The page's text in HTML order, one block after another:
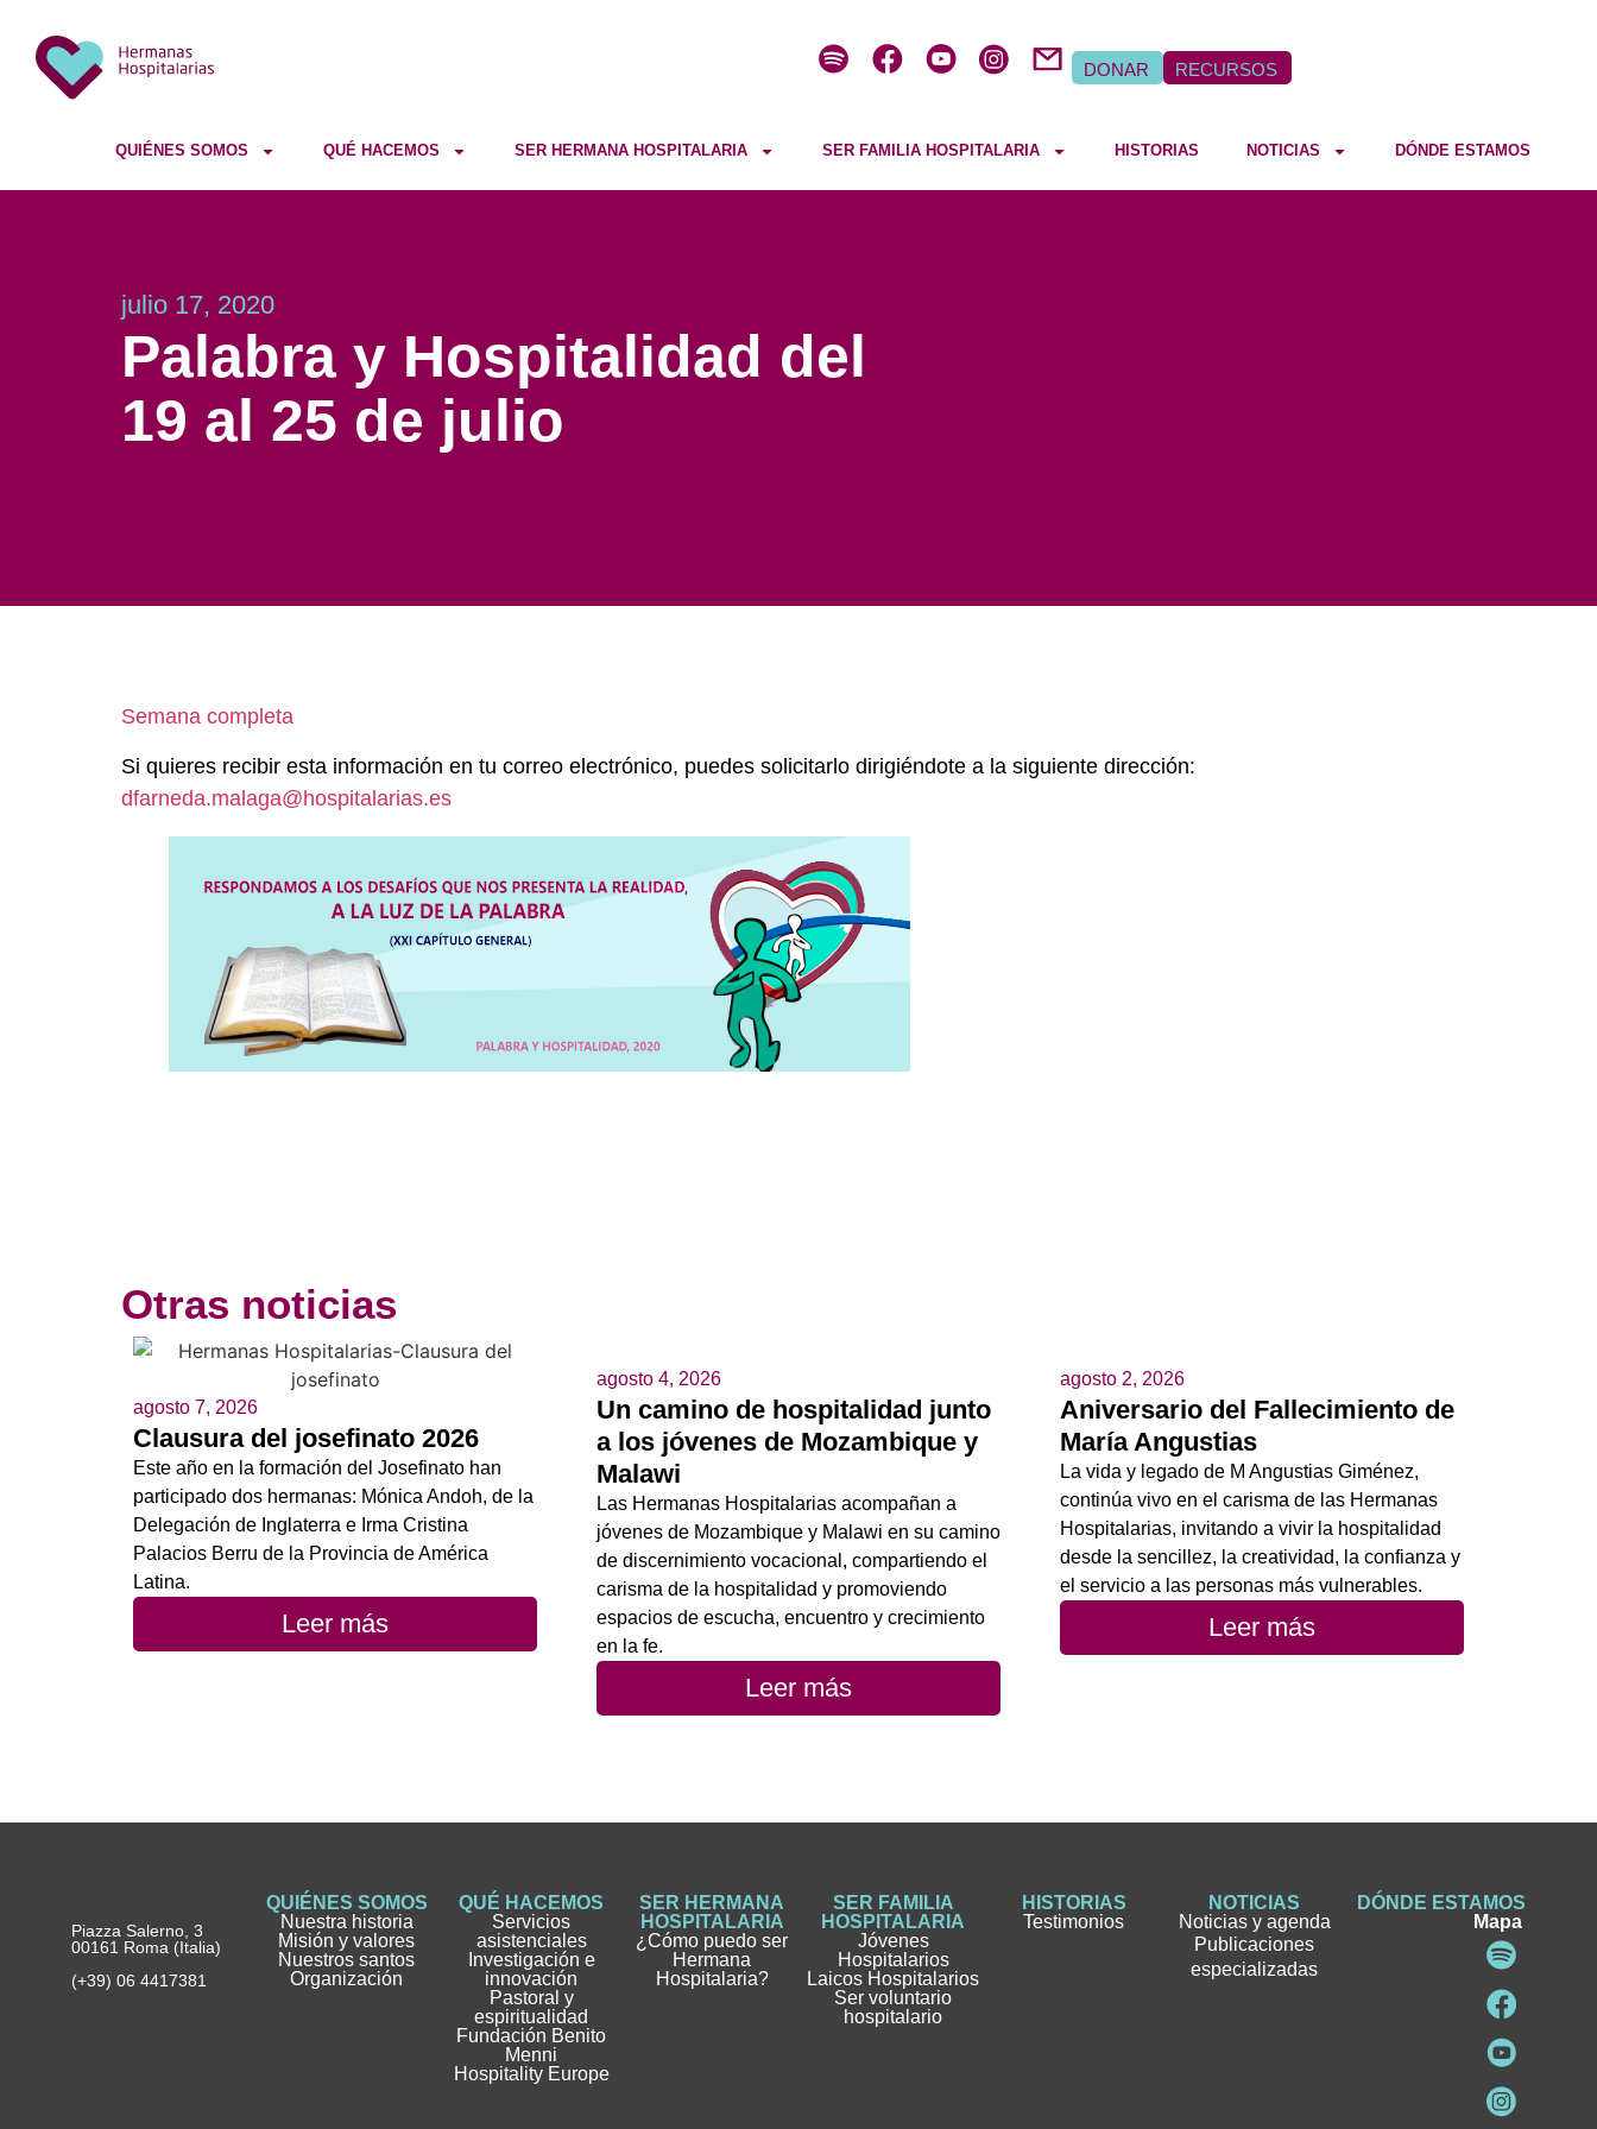
DONAR RECURSOS
QUIÉNES SOMOS QUÉ HACEMOS SER HERMANA HOSPITALARIA SER FAMILIA HOSPITALARIA HISTORIAS NOTICIAS DÓNDE ESTAMOS
julio 17, 2020
Palabra y Hospitalidad del
19 al 25 de julio
Semana completa
Si quieres recibir esta información en tu correo electrónico, puedes solicitarlo dirigiéndote a la siguiente dirección:
dfarneda.malaga@hospitalarias.es
Otras noticias
agosto 7, 2026
Clausura del josefinato 2026
Este año en la formación del Josefinato han
participado dos hermanas: Mónica Andoh, de la
Delegación de Inglaterra e Irma Cristina
Palacios Berru de la Provincia de América
Latina.
Leer más
agosto 4, 2026
Un camino de hospitalidad junto
a los jóvenes de Mozambique y
Malawi
Las Hermanas Hospitalarias acompañan a
jóvenes de Mozambique y Malawi en su camino
de discernimiento vocacional, compartiendo el
carisma de la hospitalidad y promoviendo
espacios de escucha, encuentro y crecimiento
en la fe.
Leer más
agosto 2, 2026
Aniversario del Fallecimiento de
María Angustias
La vida y legado de M Angustias Giménez,
continúa vivo en el carisma de las Hermanas
Hospitalarias, invitando a vivir la hospitalidad
desde la sencillez, la creatividad, la confianza y
el servicio a las personas más vulnerables.
Leer más
Piazza Salerno, 3
00161 Roma (Italia)
(+39) 06 4417381
QUIÉNES SOMOS
Nuestra historia
Misión y valores
Nuestros santos
Organización
QUÉ HACEMOS
Servicios
asistenciales
Investigación e
innovación
Pastoral y
espiritualidad
Fundación Benito
Menni
Hospitality Europe
SER HERMANA
HOSPITALARIA
¿Cómo puedo ser
Hermana
Hospitalaria?
SER FAMILIA
HOSPITALARIA
Jóvenes
Hospitalarios
Laicos Hospitalarios
Ser voluntario
hospitalario
HISTORIAS
Testimonios
NOTICIAS
Noticias y agenda
Publicaciones
especializadas
DÓNDE ESTAMOS
Mapa